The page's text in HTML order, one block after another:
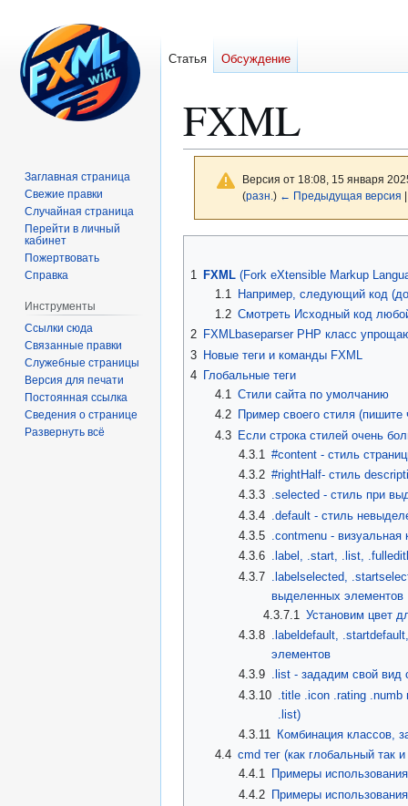
FXML
Версия от 18:08, 15 января
(разн. ) ← Предыдущая версия
навигации
1 FXML (Fork eXtensible Markup
1.1
Например, следующий код
1.2 Смотреть Исходный код
2 FXMLbaseparser PHP класс
3 Новые теги и команды FXML
4 Глобальные теги
4.1
Стили сайта по умолчанию
4.2
Пример своего стиля
4.3 Если строка стилей очень
4.3.1
#content - стиль
4.3.2 #rightHalf- стиль
4.3.3 .selected - стиль при
4.3.4
.default - стиль
4.3.5
.contmenu - визуальная
4.3.6 .label, .start, .list,
4.3.7
.labelselected,
выделенных элементов
4.3.7.1 Установим цвет
4.3.8
.labeldefault,
элементов
4.3.9 .list - зададим свой вид
4.3.10
.title .icon .rating .numb
.list)
4.3.11
Комбинация классов,
4.4 cmd тег (как глобальный так
4.4.1 Примеры
4.4.2 Примеры
Статья Обсуждение
Заглавная страница
Свежие правки
Случайная страница
Перейти в личный
кабинет
Пожертвовать
Справка
Инструменты
Ссылки сюда
Связанные правки
Служебные страницы
Версия для печати
Постоянная ссылка
Сведения о странице
Развернуть всё